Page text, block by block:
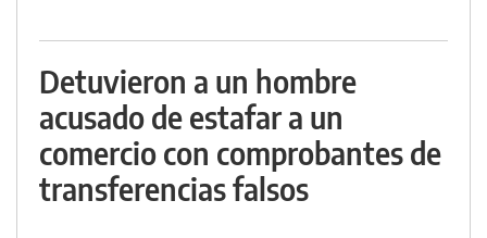
Detuvieron a un hombre
acusado de estafar a un
comercio con comprobantes de
transferencias falsos